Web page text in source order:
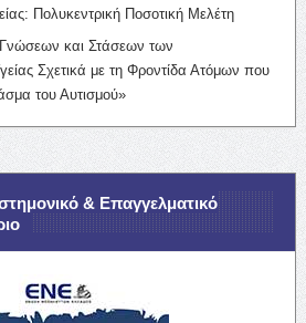
Πολυκεντρική Ποσοτική Μελέτη
και Στάσεων των
Σχετικά με τη Φροντίδα Ατόμων που
του Αυτισμού»
& Επαγγελματικό